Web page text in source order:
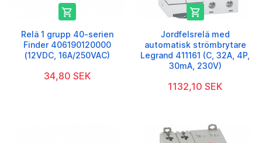

Relä 1 grupp 40-serien
Finder 406190120000
(12VDC, 16A/250VAC)
34,80 SEK

Jordfelsrelä med
automatisk strömbrytare
Legrand 411161 (C, 32A, 4P,
30mA, 230V)
1132,10 SEK